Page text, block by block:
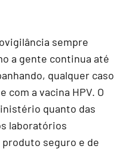
sempre
a gente continua até
qualquer caso
a vacina HPV. O
quanto das
laboratórios
seguro e de